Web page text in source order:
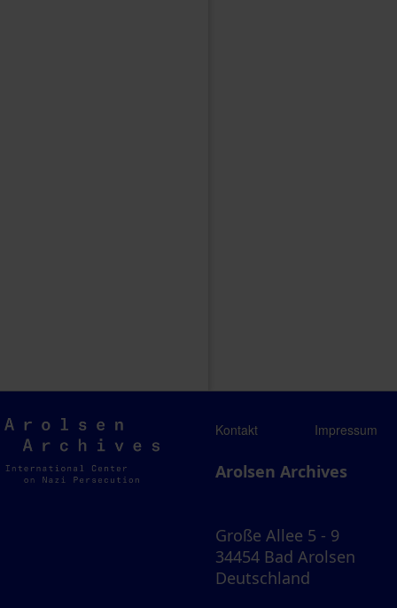
Arolsen
Archives
Kontakt Impressum
Arolsen Archives
Große Allee 5 - 9
34454 Bad Arolsen
Deutschland